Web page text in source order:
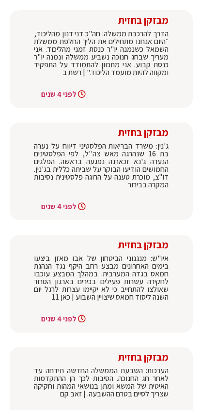
מבזקן בחזית
הדרך להרכבת ממשלה: חה"כ דני דנון מהליכוד,
״היום אנחנו מתחילים את הליך החלפת ממשלת
השמאל כשנמנה יו"ר כנסת זמני מהליכוד. אני
מעריך שבחג חנוכה נשביע ממשלה ונמנה יו"ר
כנסת קבוע. אני מתכוון להתמודד על התפקיד
ומקווה להיות מועמד הליכוד." | רשת ב
לפני 4 שנים
מבזקן בחזית
ג'נין: משרד הבריאות הפלסטיני דיווח על נערה
בת 16 שנהרגה מאש צה''ל, לפי הפלסטינים
הנערה ג'נא זכארנה נפגעה בראשה. הפלגים
החמושים הודיעו הבוקר על שביתה כללית בג'נין.
דו"צ, מוכרת טענה על הרוגה פלסטינית נסיבות
המקרה בבירור
לפני 4 שנים
מבזקן בחזית
איו"ש: מנגנוני הביטחון של אבו מאזן ביצעו
בימים האחרונים מבצע רחב היקף נגד הנהגת
חמאס בגדה המערבית. במהלך המבצע עוכבו
לחקירה עשרות פעילים בכירים בארגון הטרור
שאולצו להתחייב כי לא יקיימו עצרות לרגל יום
השנה ליסוד חמאס שיצויין השבוע | כאן 11
לפני 4 שנים
מבזקן בחזית
הערכות: השבעת הממשלה החדשה תידחה עד
לאחר חג החנוכה. הסיבות לכך הן ההתקדמות
האיטית של המשא ומתן בנושאי המהות וחקיקה
שצריך לסיים בטרם ההשבעה. | זאב קם